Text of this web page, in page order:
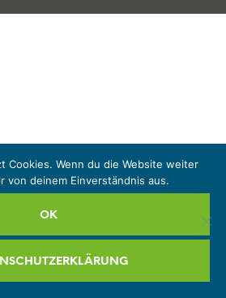
Cookies. Wenn du die Website weiter
von deinem Einverständnis aus.
OK